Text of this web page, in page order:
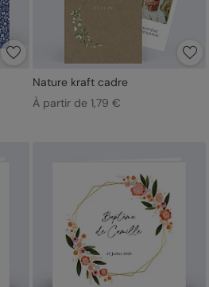
Nature kraft cadre
À partir de 1,79 €